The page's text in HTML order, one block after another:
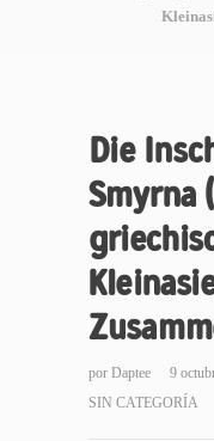
Die
Smyrna
por Daptee
9
SIN CATEGORÍA